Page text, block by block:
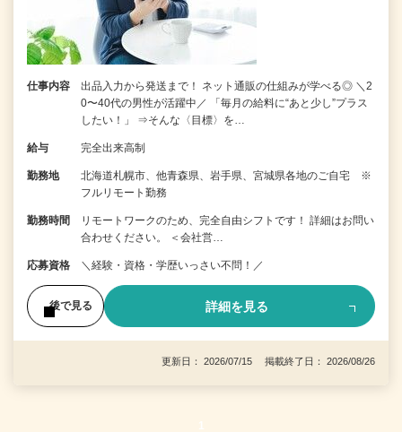
仕事内容
出品入力から発送まで！ ネット通販の仕組みが学べる◎ ＼2
0〜40代の男性が活躍中／ 「毎月の給料に“あと少し”プラス
したい！」 ⇒そんな〈目標〉を…
給与 完全出来高制
勤務地
北海道札幌市、他青森県、岩手県、宮城県各地のご自宅 ※
フルリモート勤務
勤務時間
リモートワークのため、完全自由シフトです！ 詳細はお問い
合わせください。 ＜会社営…
応募資格 ＼経験・資格・学歴いっさい不問！／
後で見る 詳細を見る
更新日： 2026/07/15 掲載終了日： 2026/08/26
1